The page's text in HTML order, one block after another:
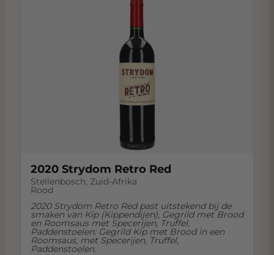
2020 Strydom Retro Red
Stellenbosch, Zuid-Afrika
Rood
2020 Strydom Retro Red past uitstekend bij de
smaken van Kip (Kippendijen), Gegrild met Brood
en Roomsaus met Specerijen, Truffel,
Paddenstoelen: Gegrild Kip met Brood in een
Roomsaus, met Specerijen, Truffel,
Paddenstoelen.